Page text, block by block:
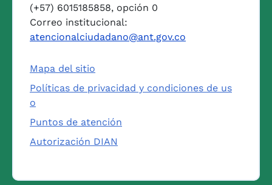
(+57) 6015185858, opción 0
Correo institucional:
atencionalciudadano@ant.gov.co
Mapa del sitio
Políticas de privacidad y condiciones de us
o
Puntos de atención
Autorización DIAN